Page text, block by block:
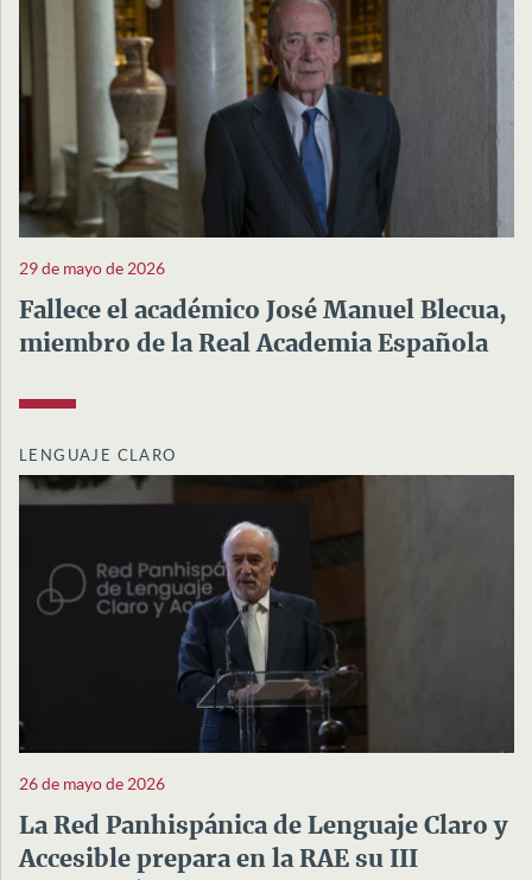
29 de mayo de 2026
Fallece el académico José Manuel Blecua,
miembro de la Real Academia Española
LENGUAJE CLARO
26 de mayo de 2026
La Red Panhispánica de Lenguaje Claro y
Accesible prepara en la RAE su III